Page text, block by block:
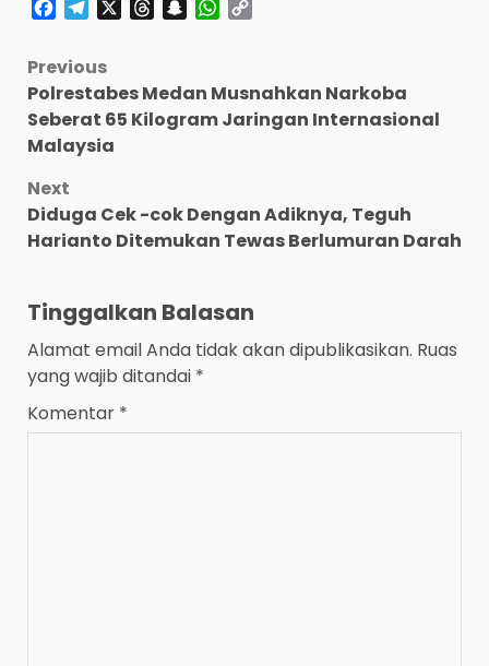
Facebook
TelegramThreadsSnapchatWhatsApp
Post
navigation
Previous
Polrestabes Medan Musnahkan Narkoba
Seberat 65 Kilogram Jaringan Internasional
Malaysia
Next
Diduga Cek -cok Dengan Adiknya, Teguh
Harianto Ditemukan Tewas Berlumuran Darah
Tinggalkan Balasan
Alamat email Anda tidak akan dipublikasikan. Ruas
yang wajib ditandai *
Komentar *